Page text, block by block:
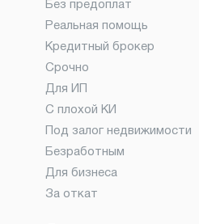
Без предоплат
Реальная помощь
Кредитный брокер
Срочно
Для ИП
С плохой КИ
Под залог недвижимости
Безработным
Для бизнеса
За откат